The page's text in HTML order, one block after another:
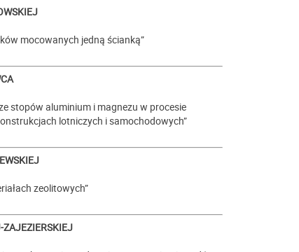
mocowanych jedną ścianką”
stopów aluminium i magnezu w procesie
lotniczych i samochodowych”
zeolitowych”